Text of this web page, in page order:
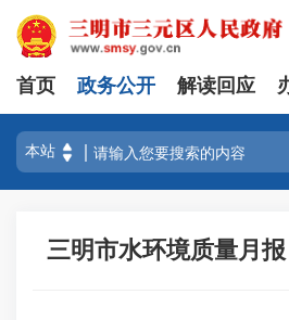
首页 政务公开 解读回应
三明市水环境质量月报